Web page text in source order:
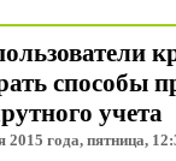
способы
учета
2015 года, пятница,